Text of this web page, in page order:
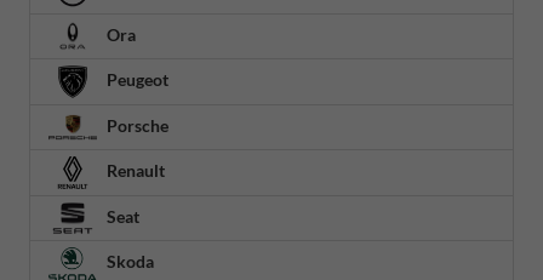
Ora
Peugeot
Porsche
Renault
Seat
Skoda